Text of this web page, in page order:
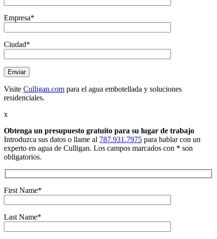
Empresa*
Ciudad*
Visite Culligan.com para el agua embotellada y soluciones
residenciales.
x
Obtenga un presupuesto gratuito para su lugar de trabajo
Introduzca sus datos o llame al 787.931.7975 para hablar con un
experto en agua de Culligan. Los campos marcados con * son
obligatorios.
First Name*
Last Name*